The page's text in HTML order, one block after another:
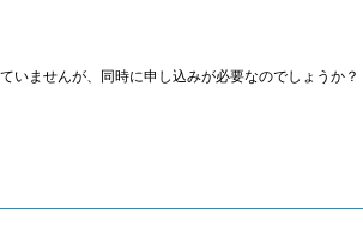
いませんが、同時に申し込みが必要なのでしょうか？